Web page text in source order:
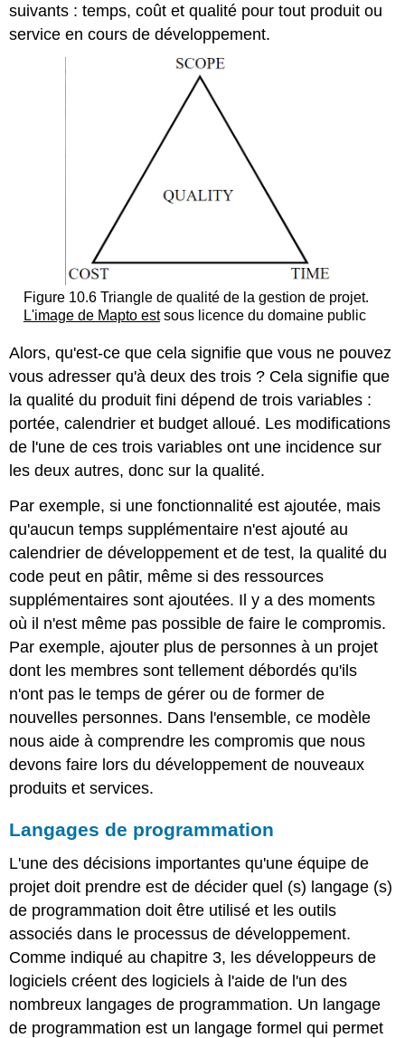
suivants : temps, coût et qualité pour tout produit ou
service en cours de développement.
Figure 10.6 Triangle de qualité de la gestion de projet.
L'image de Mapto est sous licence du domaine public
Alors, qu'est-ce que cela signifie que vous ne pouvez
vous adresser qu'à deux des trois ? Cela signifie que
la qualité du produit fini dépend de trois variables :
portée, calendrier et budget alloué. Les modifications
de l'une de ces trois variables ont une incidence sur
les deux autres, donc sur la qualité.
Par exemple, si une fonctionnalité est ajoutée, mais
qu'aucun temps supplémentaire n'est ajouté au
calendrier de développement et de test, la qualité du
code peut en pâtir, même si des ressources
supplémentaires sont ajoutées. Il y a des moments
où il n'est même pas possible de faire le compromis.
Par exemple, ajouter plus de personnes à un projet
dont les membres sont tellement débordés qu'ils
n'ont pas le temps de gérer ou de former de
nouvelles personnes. Dans l'ensemble, ce modèle
nous aide à comprendre les compromis que nous
devons faire lors du développement de nouveaux
produits et services.
Langages de programmation
L'une des décisions importantes qu'une équipe de
projet doit prendre est de décider quel (s) langage (s)
de programmation doit être utilisé et les outils
associés dans le processus de développement.
Comme indiqué au chapitre 3, les développeurs de
logiciels créent des logiciels à l'aide de l'un des
nombreux langages de programmation. Un langage
de programmation est un langage formel qui permet